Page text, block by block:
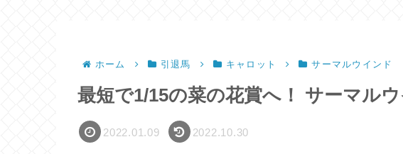
ホーム 引退馬 キャロット サーマルウインド
最短で1/15の菜の花賞へ！ サーマル
2022.01.09 2022.10.30